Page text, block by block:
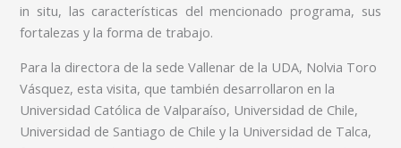
in situ, las características del mencionado programa, sus
fortalezas y la forma de trabajo.
Para la directora de la sede Vallenar de la UDA, Nolvia Toro
Vásquez, esta visita, que también desarrollaron en la
Universidad Católica de Valparaíso, Universidad de Chile,
Universidad de Santiago de Chile y la Universidad de Talca,